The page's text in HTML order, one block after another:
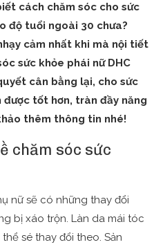
cách chăm sóc cho sức
độ tuổi ngoài 30 chưa?
cảm nhất khi mà nội tiết
sức khỏe phái nữ DHC
cân bằng lại, cho sức
tốt hơn, tràn đầy năng
thêm thông tin nhé!
chăm sóc sức
nữ sẽ có những thay đổi
bị xáo trộn. Làn da mái tóc
sé thay đổi theo. Sản